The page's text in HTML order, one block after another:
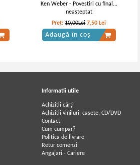
Ken Weber - Povestiri cu final...
neasteptat
Pret:10,00Lei 7,50 Lei
Adaugă în coș
Informatii utile
Achizitii cărți
Achizitii viniluri, casete, CD/DVD
Contact
Cum cumpar?
Politica de livrare
Retur comenzi
Angajari - Cariere